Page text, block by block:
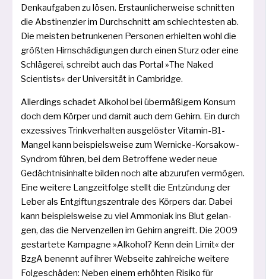
Denkaufgaben zu lösen. Erstaunlicherweise schnit­ten
die Abstinenzler im Durchschnitt am schlech­tes­ten ab.
Die meis­ten betrun­ke­nen Personen erhiel­ten wohl die
größ­ten Hirnschädigungen durch einen Sturz oder eine
Schlägerei, schreibt auch das Portal »The Naked
Scientists« der Universität in Cambridge.
Allerdings scha­det Alkohol bei über­mä­ßi­gem Konsum
doch dem Körper und damit auch dem Gehirn. Ein durch
exzes­si­ves Trinkverhalten aus­ge­lös­ter Vitamin-B1-
Mangel kann bei­spiels­wei­se zum Wernicke-Korsakow-
Syndrom füh­ren, bei dem Betroffene weder neue
Gedächtnisinhalte bil­den noch alte abzu­ru­fen ver­mö­gen.
Eine wei­te­re Langzeitfolge stellt die Entzündung der
Leber als Entgiftungszentrale des Körpers dar. Dabei
kann bei­spiels­wei­se zu viel Ammoniak ins Blut gelan­
gen, das die Nervenzellen im Gehirn angreift. Die 2009
gestar­te­te Kampagne »Alkohol? Kenn dein Limit« der
BzgA benennt auf ihrer Webseite zahl­rei­che wei­te­re
Folgeschäden: Neben einem erhöh­ten Risiko für